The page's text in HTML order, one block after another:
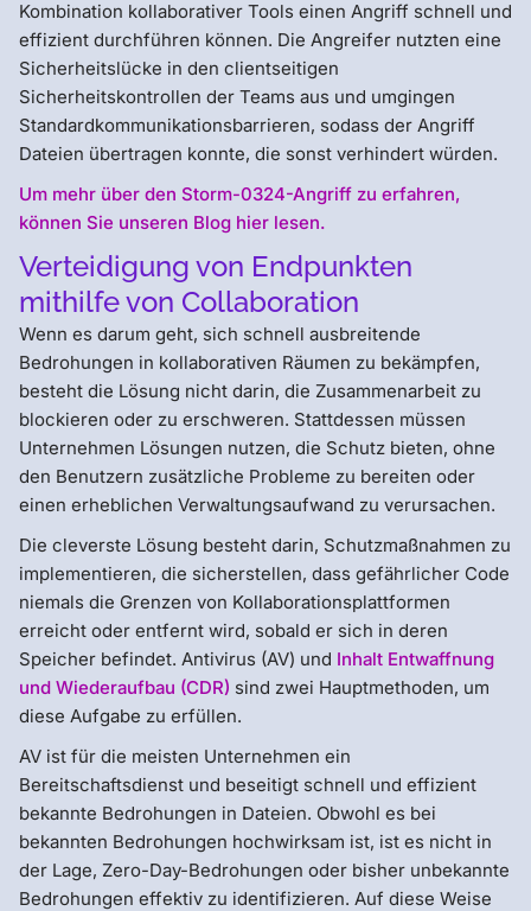
Kombination kollaborativer Tools einen Angriff schnell und
effizient durchführen können. Die Angreifer nutzten eine
Sicherheitslücke in den clientseitigen
Sicherheitskontrollen der Teams aus und umgingen
Standardkommunikationsbarrieren, sodass der Angriff
Dateien übertragen konnte, die sonst verhindert würden.
Um mehr über den Storm-0324-Angriff zu erfahren,
können Sie unseren Blog hier lesen.
Verteidigung von Endpunkten
mithilfe von Collaboration
Wenn es darum geht, sich schnell ausbreitende
Bedrohungen in kollaborativen Räumen zu bekämpfen,
besteht die Lösung nicht darin, die Zusammenarbeit zu
blockieren oder zu erschweren. Stattdessen müssen
Unternehmen Lösungen nutzen, die Schutz bieten, ohne
den Benutzern zusätzliche Probleme zu bereiten oder
einen erheblichen Verwaltungsaufwand zu verursachen.
Die cleverste Lösung besteht darin, Schutzmaßnahmen zu
implementieren, die sicherstellen, dass gefährlicher Code
niemals die Grenzen von Kollaborationsplattformen
erreicht oder entfernt wird, sobald er sich in deren
Speicher befindet. Antivirus (AV) und Inhalt Entwaffnung
und Wiederaufbau (CDR) sind zwei Hauptmethoden, um
diese Aufgabe zu erfüllen.
AV ist für die meisten Unternehmen ein
Bereitschaftsdienst und beseitigt schnell und effizient
bekannte Bedrohungen in Dateien. Obwohl es bei
bekannten Bedrohungen hochwirksam ist, ist es nicht in
der Lage, Zero-Day-Bedrohungen oder bisher unbekannte
Bedrohungen effektiv zu identifizieren. Auf diese Weise